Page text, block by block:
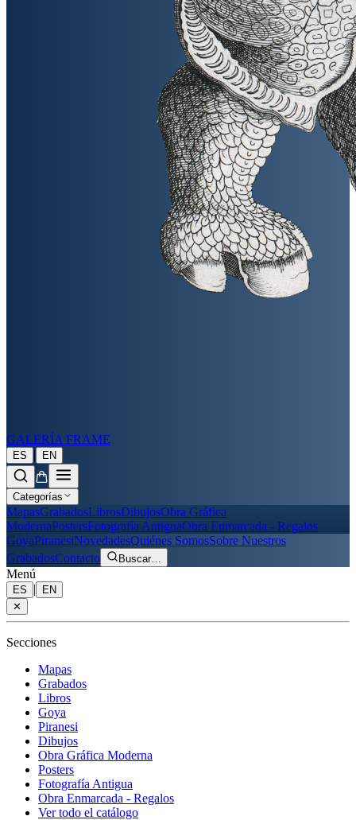
GALERÍA FRAME
ES | EN
Categorías
MapasGrabadosLibrosDibujosObra Gráfica
ModernaPostersFotografía AntiguaObra Enmarcada - Regalos
GoyaPiranesiNovedadesQuiénes SomosSobre Nuestros
GrabadosContacto Buscar…
Menú
ES |
EN
✕
Secciones
Mapas
Grabados
Libros
Goya
Piranesi
Dibujos
Obra Gráfica Moderna
Posters
Fotografía Antigua
Obra Enmarcada - Regalos
Ver todo el catálogo